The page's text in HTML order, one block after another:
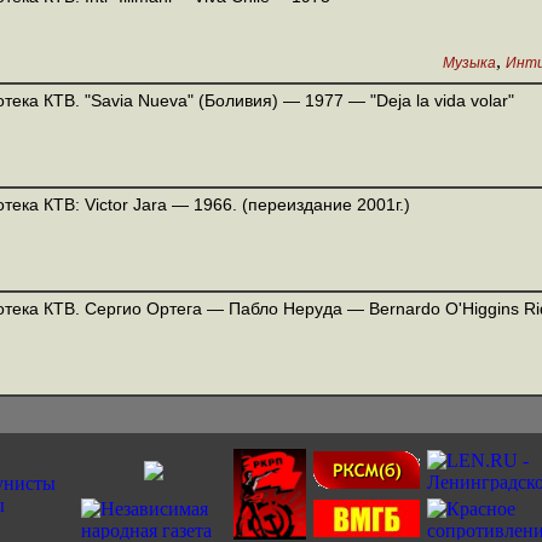
Музыка,
КТВ. "Savia Nueva" (Боливия) — 1977 — "Deja la vida volar"
КТВ: Victor Jara — 1966. (переиздание 2001г.)
КТВ. Сергио Ортега — Пабло Неруда — Bernardo O'Higgins